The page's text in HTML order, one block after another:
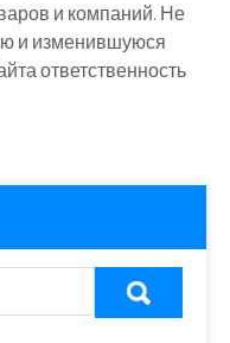
и компаний. Не
и изменившуюся
ответственность